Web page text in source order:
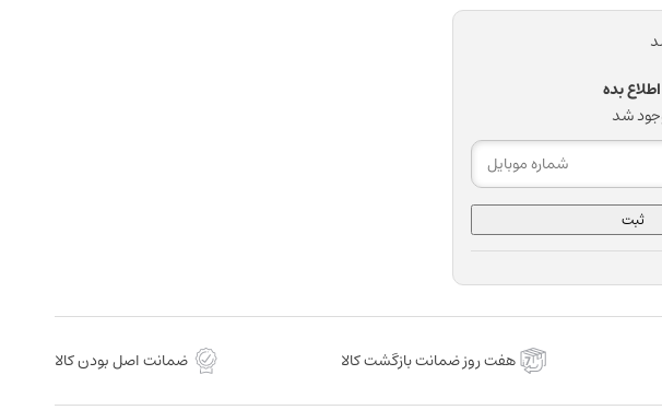
بده
شد
ثبت
هفت روز ضمانت بازگشت کالا ضمانت اصل بودن کالا